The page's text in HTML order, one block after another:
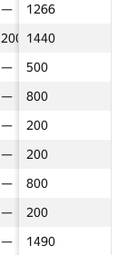
—
100
—
—
—
—
—
—
—
705
860
655
900
633
125
200
100
625
—
100
—
—
—
—
—
—
—
—
200
—
—
—
—
—
—
—
1266
1440
500
800
200
200
800
200
1490
—
200
—
—
—
—
—
—
—